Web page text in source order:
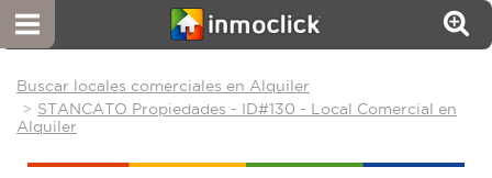
Buscar locales comerciales en Alquiler
STANCATO Propiedades - ID#130 - Local Comercial en
Alquiler